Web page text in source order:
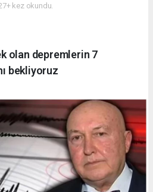
kez okundu.
olan depremlerin 7
bekliyoruz